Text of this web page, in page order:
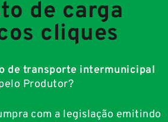
de carga
cliques
de transporte intermunicipal
Produtor?
com a legislação emitindo